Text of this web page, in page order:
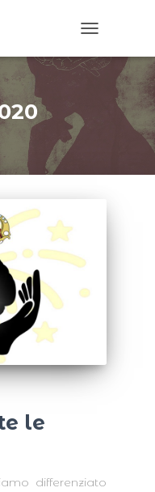
TOGGLE
le
differenziato